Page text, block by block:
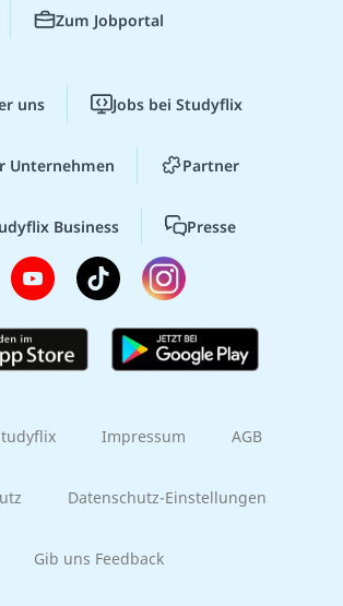
Zum Jobportal
uns Jobs bei Studyflix
Unternehmen Partner
Business Presse
Impressum AGB
Datenschutz-Einstellungen
Gib uns Feedback